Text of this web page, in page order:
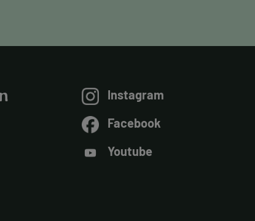
Instagram
Facebook
Youtube